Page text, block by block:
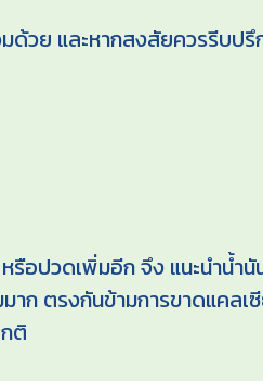
วย และหากสงสัยควรรีบป
อปวดเพิ่มอีก จึง แนะนำน้ำนั
ก ตรงกันข้ามการขาดแคลเ
ติ